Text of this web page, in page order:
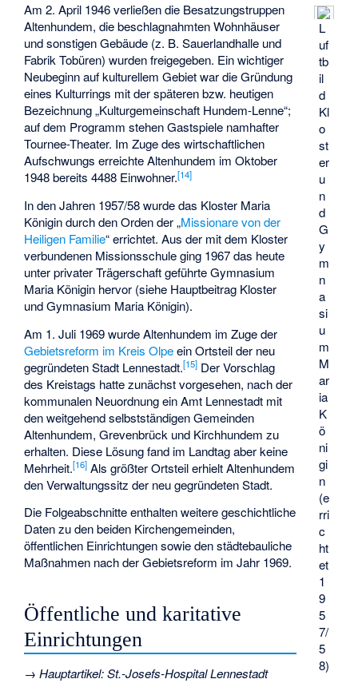
L
uf
tb
il
d
Kl
o
st
er
u
n
d
G
y
m
n
a
si
u
m
M
ar
ia
K
ö
ni
gi
n
(e
rri
c
ht
et
1
9
5
7/
5
8)
Am 2. April 1946 verließen die Besatzungstruppen
Altenhundem, die beschlagnahmten Wohnhäuser
und sonstigen Gebäude (z. B. Sauerlandhalle und
Fabrik Tobüren) wurden freigegeben. Ein wichtiger
Neubeginn auf kulturellem Gebiet war die Gründung
eines Kulturrings mit der späteren bzw. heutigen
Bezeichnung „Kulturgemeinschaft Hundem-Lenne“;
auf dem Programm stehen Gastspiele namhafter
Tournee-Theater. Im Zuge des wirtschaftlichen
Aufschwungs erreichte Altenhundem im Oktober
1948 bereits 4488 Einwohner.[14]
In den Jahren 1957/58 wurde das Kloster Maria
Königin durch den Orden der „Missionare von der
Heiligen Familie“ errichtet. Aus der mit dem Kloster
verbundenen Missionsschule ging 1967 das heute
unter privater Trägerschaft geführte Gymnasium
Maria Königin hervor (siehe Hauptbeitrag Kloster
und Gymnasium Maria Königin).
Am 1. Juli 1969 wurde Altenhundem im Zuge der
Gebietsreform im Kreis Olpeein Ortsteil der neu
gegründeten Stadt Lennestadt.[15] Der Vorschlag
des Kreistags hatte zunächst vorgesehen, nach der
kommunalen Neuordnung ein Amt Lennestadt mit
den weitgehend selbstständigen Gemeinden
Altenhundem, Grevenbrück und Kirchhundem zu
erhalten. Diese Lösung fand im Landtag aber keine
Mehrheit.[16] Als größter Ortsteil erhielt Altenhundem
den Verwaltungssitz der neu gegründeten Stadt.
Die Folgeabschnitte enthalten weitere geschichtliche
Daten zu den beiden Kirchengemeinden,
öffentlichen Einrichtungen sowie den städtebauliche
Maßnahmen nach der Gebietsreform im Jahr 1969.
Öffentliche und karitative
Einrichtungen
→Hauptartikel:St.-Josefs-Hospital Lennestadt